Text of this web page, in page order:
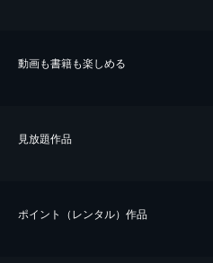
動画も書籍も楽しめる
⾒放題作品
ポイント（レンタル）作品